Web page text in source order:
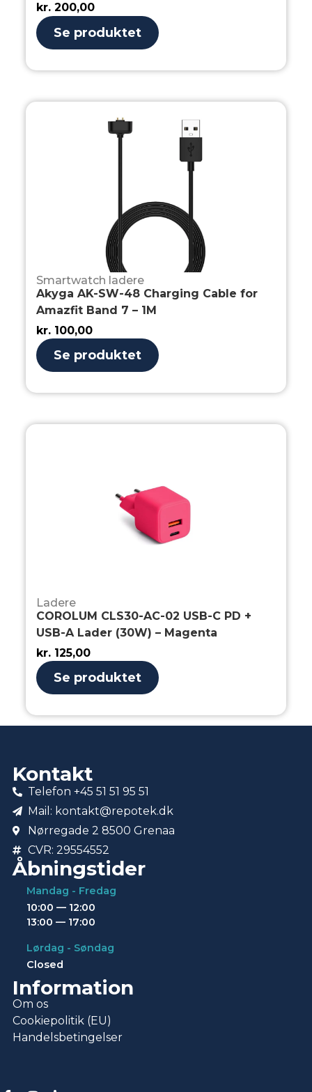
kr. 200,00
Se produktet
Smartwatch ladere
Akyga AK-SW-48 Charging Cable for
Amazfit Band 7 – 1M
kr. 100,00
Se produktet
Ladere
COROLUM CLS30-AC-02 USB-C PD +
USB-A Lader (30W) – Magenta
kr. 125,00
Se produktet
Kontakt
Telefon +45 51 51 95 51
Mail: kontakt@repotek.dk
Nørregade 2 8500 Grenaa
CVR: 29554552
Åbningstider
Mandag - Fredag
10:00 — 12:00
13:00 — 17:00
Lørdag - Søndag
Closed
Information
Om os
Cookiepolitik (EU)
Handelsbetingelser